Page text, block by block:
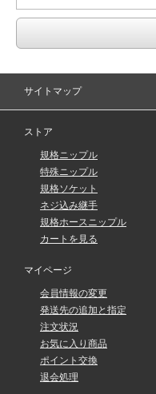
サイトマップ
ストア
規格ニップル
特殊ニップル
規格ソケット
ネジ込み継手
規格ホースニップル
カートを見る
マイページ
会員情報の変更
発送先の追加と指定
注文状況
お気に入り商品
ポイント交換
退会処理